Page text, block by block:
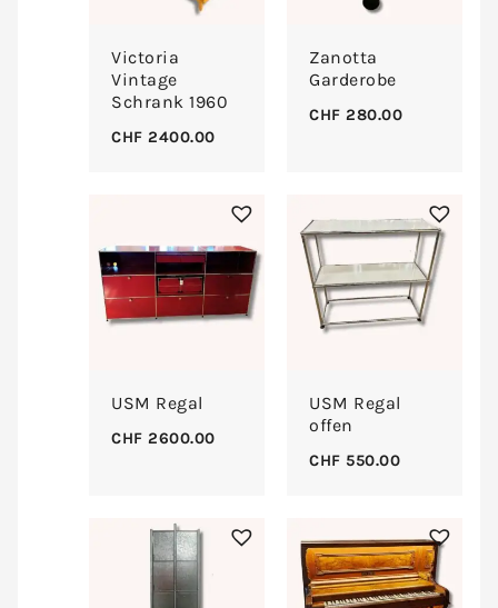
Victoria
Vintage
Schrank 1960
CHF 2400.00
Zanotta
Garderobe
CHF 280.00
USM Regal
CHF 2600.00
USM Regal
offen
CHF 550.00